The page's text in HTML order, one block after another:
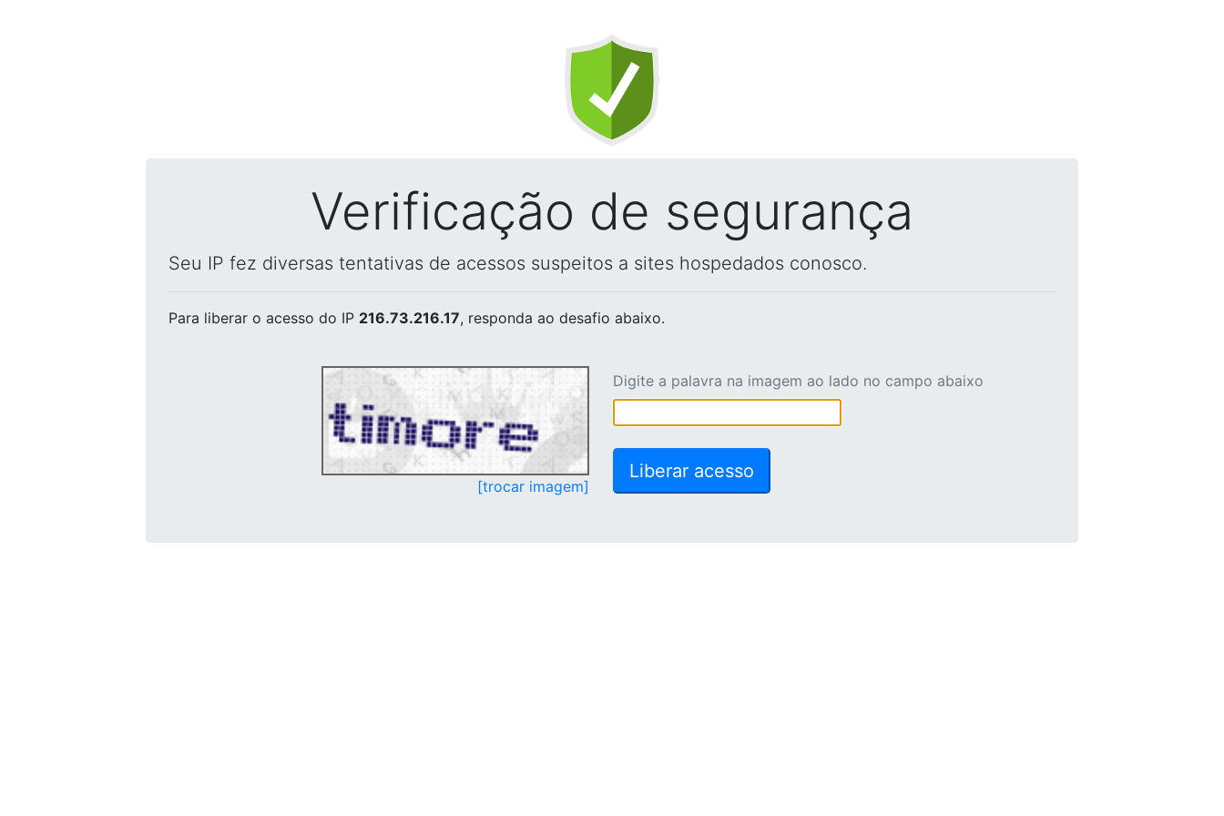
Verificação de segurança
Seu IP fez diversas tentativas de acessos suspeitos a sites hospedados conosco.
Para liberar o acesso do IP 216.73.216.17, responda ao desafio abaixo.
[trocar imagem]
Digite a palavra na imagem ao lado no campo abaixo